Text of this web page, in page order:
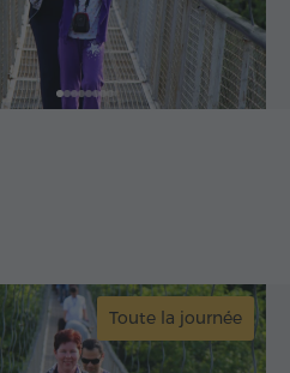
Toute la journée